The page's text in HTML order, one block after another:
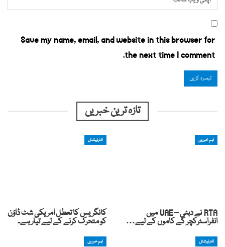
Save my name, email, and website in this browser for
the next time I comment.
تازہ ترین خبریں
اہم خبریں
RTA نے دبئی – UAE میں
انفراسٹرکچر کے کاموں کے لیے…
انٹرنیشنل
کانگریس کا تعطل امریکی شٹ ڈاؤن
کو متحرک کرنے کے لیے تیار ہے۔
انٹرنیشنل اہم خبریں